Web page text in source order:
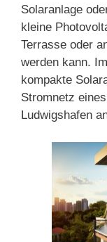
Solaranlage
kleine
Terrasse oder
werden kann.
kompakte
Stromnetz
Ludwigshafen